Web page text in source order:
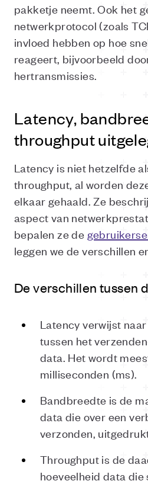
pakketje neemt. Ook het
netwerkprotocol (zoals
invloed hebben op hoe
reageert, bijvoorbeeld
hertransmissies.
Latency,
throughput
Latency is niet hetzelfde
throughput, al worden
elkaar gehaald. Ze
aspect van
bepalen ze de
leggen we de verschillen
De verschillen tussen
Latency verwijst
tussen het
data. Het wordt
milliseconden (ms).
Bandbreedte is de
data die over een
verzonden,
Throughput is de
hoeveelheid data